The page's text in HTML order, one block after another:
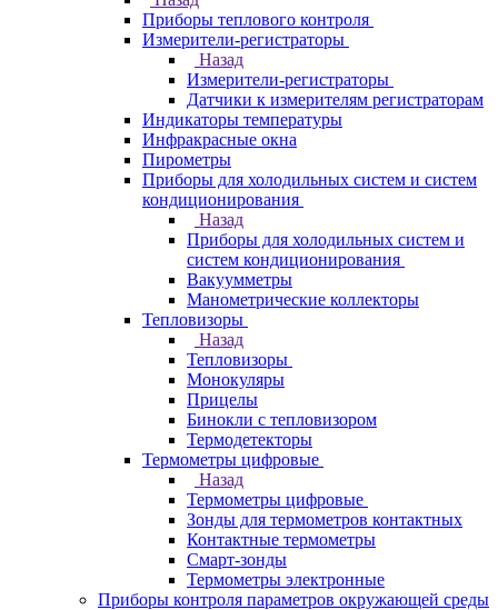
Приборы теплового контроля
Измерители-регистраторы
Назад
Измерители-регистраторы
Датчики к измерителям регистраторам
Индикаторы температуры
Инфракрасные окна
Пирометры
Приборы для холодильных систем и систем
кондиционирования
Назад
Приборы для холодильных систем и
систем кондиционирования
Вакуумметры
Манометрические коллекторы
Тепловизоры
Назад
Тепловизоры
Монокуляры
Прицелы
Бинокли с тепловизором
Термодетекторы
Термометры цифровые
Назад
Термометры цифровые
Зонды для термометров контактных
Контактные термометры
Смарт-зонды
Термометры электронные
Приборы контроля параметров окружающей среды